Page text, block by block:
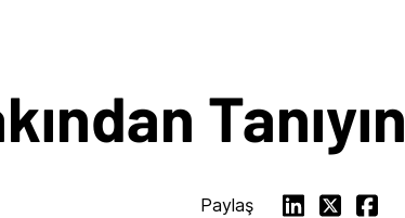
Tanıyın
Paylaş